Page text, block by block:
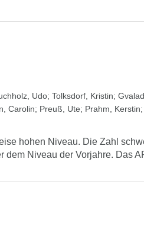
Udo; Tolksdorf, Kristin;
Carolin; Preuß, Ute; Prahm, Kerstin;
hohen Niveau. Die Zahl
Niveau der Vorjahre. Das